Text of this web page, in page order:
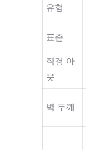
유형
표준
직경 아
웃
벽 두께